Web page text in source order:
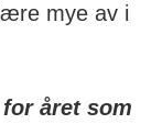
mye av i
året som